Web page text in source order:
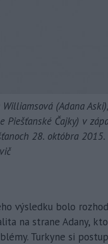
(Adana
Piešťanské Čajky) v
28. októbra 2015.
výsledku bolo
na strane Adany,
Turkyne si